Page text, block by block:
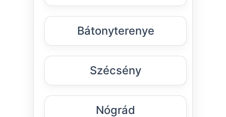
Bátonyterenye
Szécsény
Nógrád